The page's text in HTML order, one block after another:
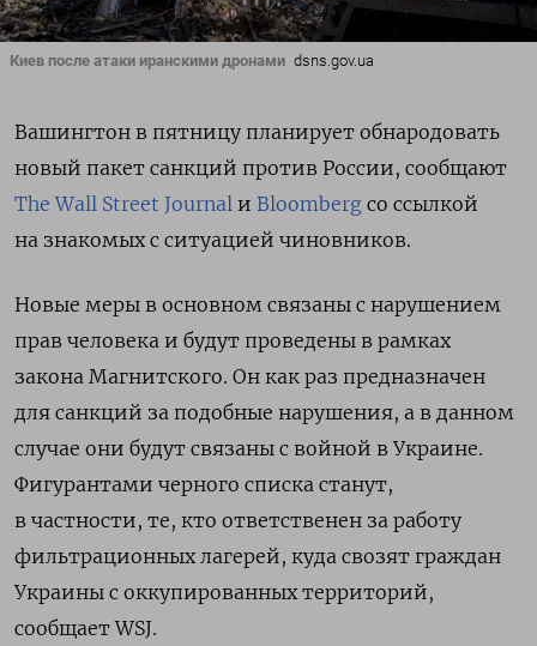
Киев после атаки иранскими дронами dsns.gov.ua
Вашингтон в пятницу планирует обнародовать
новый пакет санкций против России, сообщают
The Wall Street Journal и Bloomberg со ссылкой
на знакомых с ситуацией чиновников.
Новые меры в основном связаны с нарушением
прав человека и будут проведены в рамках
закона Магнитского. Он как раз предназначен
для санкций за подобные нарушения, а в данном
случае они будут связаны с войной в Украине.
Фигурантами черного списка станут,
в частности, те, кто ответственен за работу
фильтрационных лагерей, куда свозят граждан
Украины с оккупированных территорий,
сообщает WSJ.